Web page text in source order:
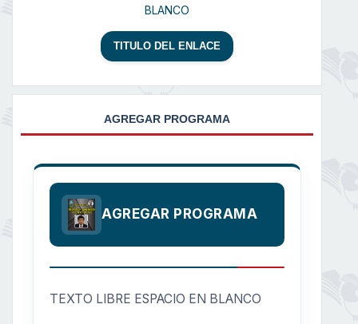
BLANCO
TITULO DEL ENLACE
AGREGAR PROGRAMA
AGREGAR PROGRAMA
TEXTO LIBRE ESPACIO EN BLANCO